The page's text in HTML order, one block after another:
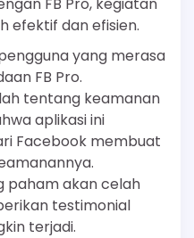
efektif dan efisien.
yang merasa
FB Pro.
tentang keamanan
aplikasi ini
Facebook membuat
paham akan celah
testimonial
terjadi.